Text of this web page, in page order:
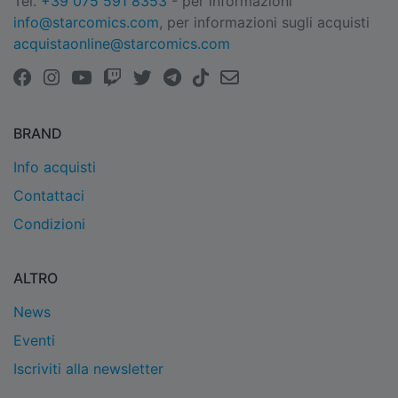
info@starcomics.com, per informazioni sugli acquisti
acquistaonline@starcomics.com
BRAND
Info acquisti
Contattaci
Condizioni
ALTRO
News
Eventi
Iscriviti alla newsletter